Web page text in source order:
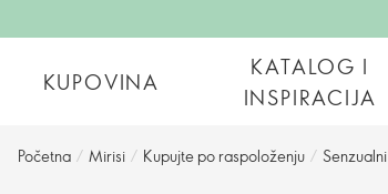
KUPOVINA
KATALOG I
INSPIRACIJA
Početna / Mirisi / Kupujte po raspoloženju / Senzualni